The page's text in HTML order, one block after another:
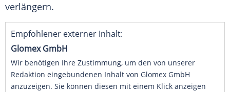
verlängern.
Empfohlener externer Inhalt:
Glomex GmbH
Wir benötigen Ihre Zustimmung, um den von unserer
Redaktion eingebundenen Inhalt von Glomex GmbH
anzuzeigen. Sie können diesen mit einem Klick anzeigen